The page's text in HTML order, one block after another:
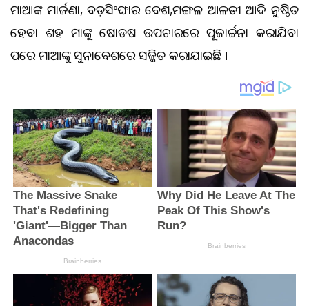
ମାଆଙ୍କ ମାର୍ଜଣା, ବଡ଼ସିଂଙ୍ଘାର ବେଶ,ମଙ୍ଗଳ ଆଳତୀ ଆଦି ଅନୁଷ୍ଠିତ
ହେବା ଶହ ମାଙ୍କୁ ଷୋଡଷ ଉପଚାରରେ ପୂଜାର୍ଚ୍ଚନା କରାଯିବା
ପରେ ମାଆଙ୍କୁ ସୁନାବେଶରେ ସଜ୍ଜିତ କରାଯାଇଛି ।